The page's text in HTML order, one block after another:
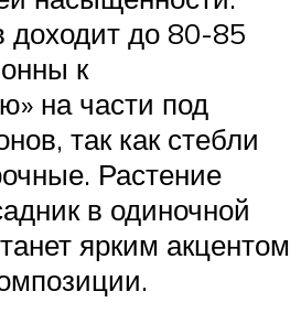
доходит до 80-85
к
на части под
так как стебли
Растение
в одиночной
ярким акцентом